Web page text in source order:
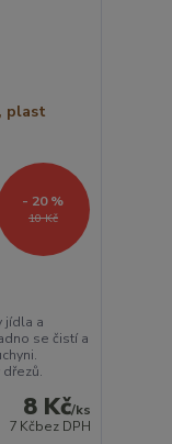
10 Kč
- 20 %
jídla a
se čistí a
8 Kč/ks
7 Kčbez DPH